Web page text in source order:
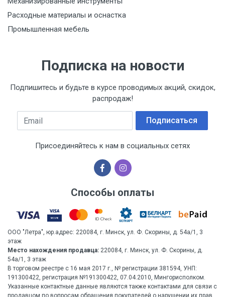
Расходные материалы и оснастка
Промышленная мебель
Подписка на новости
Подпишитесь и будьте в курсе проводимых акций, скидок,
распродаж!
Email Подписаться
Присоединяйтесь к нам в социальных сетях
Способы оплаты
ООО "Летра", юр.адрес: 220084, г. Минск, ул. Ф. Скорины, д. 54а/1, 3
этаж
Место нахождения продавца: 220084, г. Минск, ул. Ф. Скорины, д.
54а/1, 3 этаж
В торговом реестре с 16 мая 2017 г., № регистрации 381594, УНП:
191300422, регистрация №191300422, 07.04.2010, Мингорисполком.
Указанные контактные данные являются также контактами для связи с